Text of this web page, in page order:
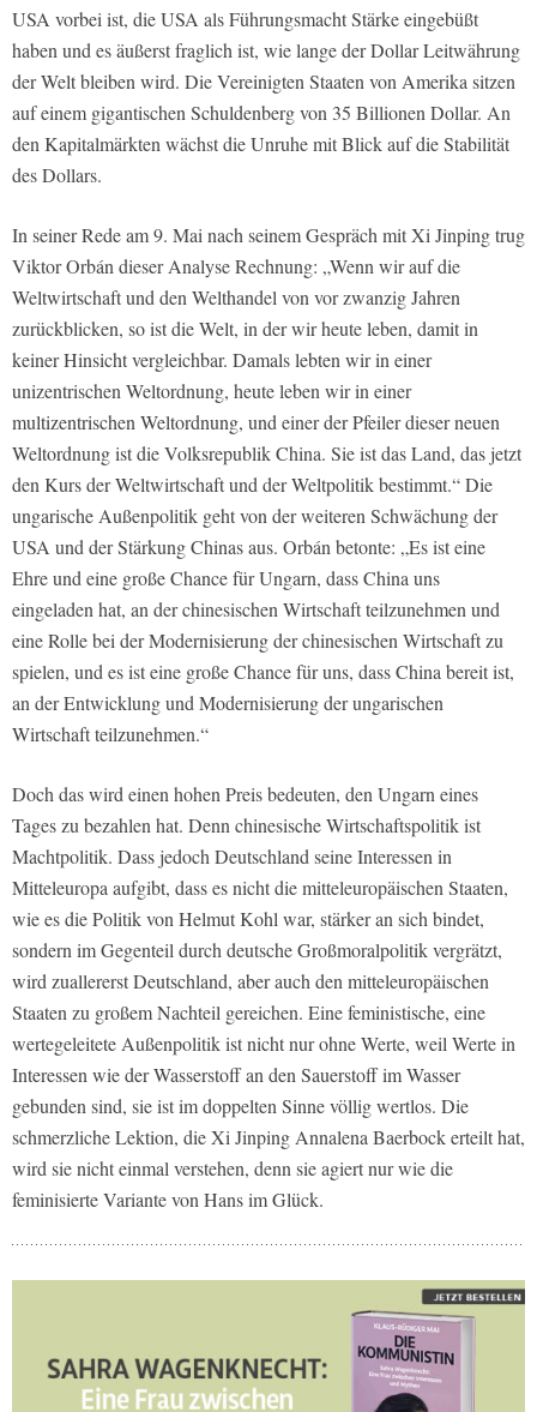
USA vorbei ist, die USA als Führungsmacht Stärke eingebüßt
haben und es äußerst fraglich ist, wie lange der Dollar Leitwährung
der Welt bleiben wird. Die Vereinigten Staaten von Amerika sitzen
auf einem gigantischen Schuldenberg von 35 Billionen Dollar. An
den Kapitalmärkten wächst die Unruhe mit Blick auf die Stabilität
des Dollars.
In seiner Rede am 9. Mai nach seinem Gespräch mit Xi Jinping trug
Viktor Orbán dieser Analyse Rechnung: „Wenn wir auf die
Weltwirtschaft und den Welthandel von vor zwanzig Jahren
zurückblicken, so ist die Welt, in der wir heute leben, damit in
keiner Hinsicht vergleichbar. Damals lebten wir in einer
unizentrischen Weltordnung, heute leben wir in einer
multizentrischen Weltordnung, und einer der Pfeiler dieser neuen
Weltordnung ist die Volksrepublik China. Sie ist das Land, das jetzt
den Kurs der Weltwirtschaft und der Weltpolitik bestimmt.“ Die
ungarische Außenpolitik geht von der weiteren Schwächung der
USA und der Stärkung Chinas aus. Orbán betonte: „Es ist eine
Ehre und eine große Chance für Ungarn, dass China uns
eingeladen hat, an der chinesischen Wirtschaft teilzunehmen und
eine Rolle bei der Modernisierung der chinesischen Wirtschaft zu
spielen, und es ist eine große Chance für uns, dass China bereit ist,
an der Entwicklung und Modernisierung der ungarischen
Wirtschaft teilzunehmen.“
Doch das wird einen hohen Preis bedeuten, den Ungarn eines
Tages zu bezahlen hat. Denn chinesische Wirtschaftspolitik ist
Machtpolitik. Dass jedoch Deutschland seine Interessen in
Mitteleuropa aufgibt, dass es nicht die mitteleuropäischen Staaten,
wie es die Politik von Helmut Kohl war, stärker an sich bindet,
sondern im Gegenteil durch deutsche Großmoralpolitik vergrätzt,
wird zuallererst Deutschland, aber auch den mitteleuropäischen
Staaten zu großem Nachteil gereichen. Eine feministische, eine
wertegeleitete Außenpolitik ist nicht nur ohne Werte, weil Werte in
Interessen wie der Wasserstoff an den Sauerstoff im Wasser
gebunden sind, sie ist im doppelten Sinne völlig wertlos. Die
schmerzliche Lektion, die Xi Jinping Annalena Baerbock erteilt hat,
wird sie nicht einmal verstehen, denn sie agiert nur wie die
feminisierte Variante von Hans im Glück.